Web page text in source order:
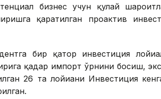
бизнес учун қулай
қаратилган проактив
бир қатор инвестиция
қадар импорт ўрнини босиш,
26 та лойиҳани Инвестиция